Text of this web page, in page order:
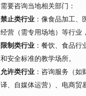
需要咨询当地相关部门：
禁止类行业 ：像食品加工
经营（需专用场地）等行业
限制类行业 ：餐饮、食品
和安全标准的教学场所。
允许类行业 ：咨询服务（
译、自媒体运营）、电商贸